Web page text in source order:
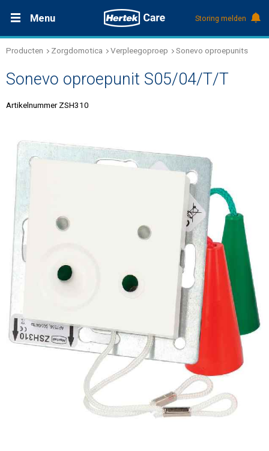
Menu
Nieuws
Werken bij Hertek
Support & contact
Storing melden
Productdocumentatie (DMS)
+31 (0)495 584111
Producten Zorgdomotica Verpleegoproep Sonevo oproepunits
Sonevo oproepunit S05/04/T/T
Artikelnummer ZSH310